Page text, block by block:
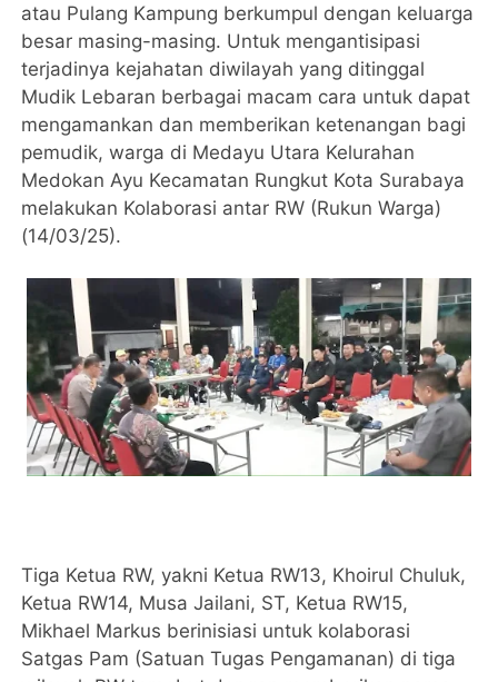
atau Pulang Kampung berkumpul dengan keluarga
besar masing-masing. Untuk mengantisipasi
terjadinya kejahatan diwilayah yang ditinggal
Mudik Lebaran berbagai macam cara untuk dapat
mengamankan dan memberikan ketenangan bagi
pemudik, warga di Medayu Utara Kelurahan
Medokan Ayu Kecamatan Rungkut Kota Surabaya
melakukan Kolaborasi antar RW (Rukun Warga)
(14/03/25).
Tiga Ketua RW, yakni Ketua RW13, Khoirul Chuluk,
Ketua RW14, Musa Jailani, ST, Ketua RW15,
Mikhael Markus berinisiasi untuk kolaborasi
Satgas Pam (Satuan Tugas Pengamanan) di tiga